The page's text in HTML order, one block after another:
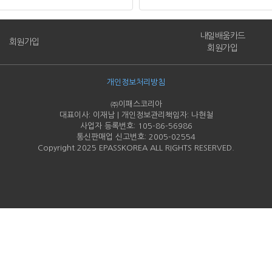
회원가입
내일배움카드
회원가입
개인정보처리방침
㈜이패스코리아
대표이사: 이재남 | 개인정보관리책임자: 나현철
사업자 등록번호: 105-86-56986
통신판매업 신고번호: 2005-02554
Copyright 2025 EPASSKOREA ALL RIGHTS RESERVED.